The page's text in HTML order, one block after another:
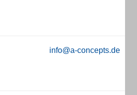
info@a-concepts.de